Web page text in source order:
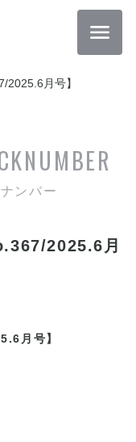
2025.6月号】
ンバー
2025.6月
月号】